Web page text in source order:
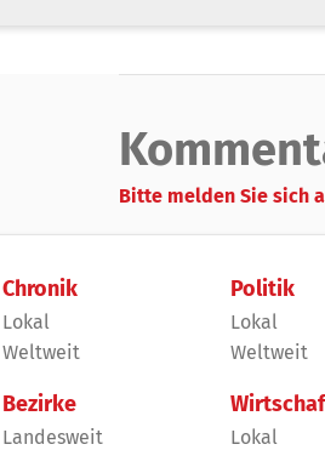
Bitte melden Sie sich
Chronik
Lokal
Weltweit
Bezirke
Landesweit
Politik
Lokal
Weltweit
Lokal